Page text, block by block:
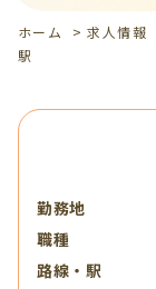
ホーム >求人情報
駅
勤務地
職種
路線・駅